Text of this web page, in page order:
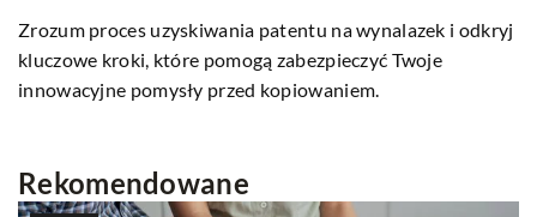
Zrozum proces uzyskiwania patentu na wynalazek i odkryj
kluczowe kroki, które pomogą zabezpieczyć Twoje
innowacyjne pomysły przed kopiowaniem.
Rekomendowane